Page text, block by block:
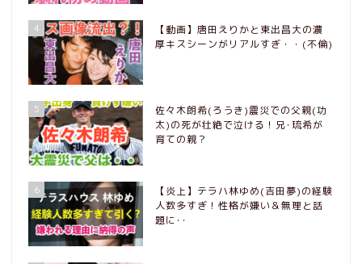
4
【動画】唐田えりかと東出昌大の濃
厚キスシーンがリアルすぎ・・(不倫)
5
佐々木朗希(ろうき)震災での父親(功
太)の死が壮絶で泣ける！兄･琉希が
育ての親？
6
【炎上】テラハ林ゆめ(吉田夢)の経験
人数多すぎ！性格が嫌い＆無理と話
題に･･